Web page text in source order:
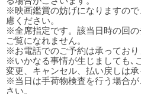
※映画鑑賞の妨げになりますの
慮ください。
※全席指定です。該当日時の回
ご覧になれません。
※お電話でのご予約は承っており
※いかなる事情が生じましても､
変更、キャンセル、払い戻しは承
※当日は手荷物検査を行う場合
さい。